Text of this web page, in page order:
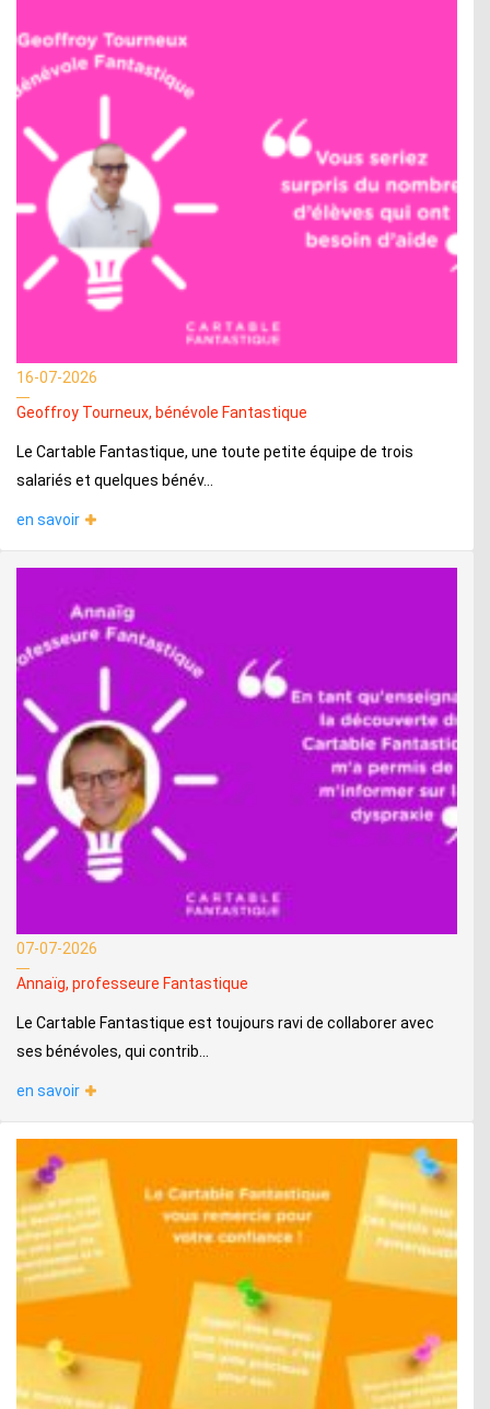
16-07-2026
Geoffroy Tourneux, bénévole Fantastique
Le Cartable Fantastique, une toute petite équipe de trois
salariés et quelques bénév...
en savoir
07-07-2026
Annaïg, professeure Fantastique
Le Cartable Fantastique est toujours ravi de collaborer avec
ses bénévoles, qui contrib...
en savoir